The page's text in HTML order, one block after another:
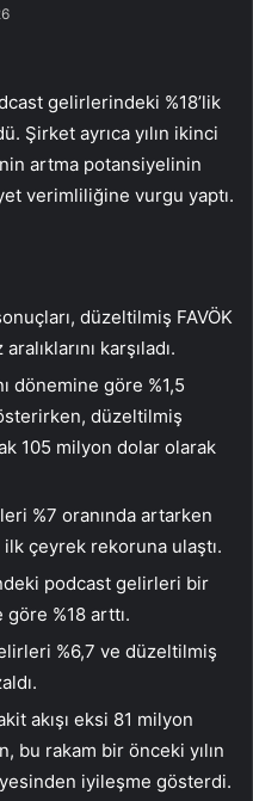
gelirlerindeki %18’lik
Şirket ayrıca yılın ikinci
artma potansiyelinin
verimliliğine vurgu yaptı.
düzeltilmiş FAVÖK
karşıladı.
dönemine göre %1,5
düzeltilmiş
105 milyon dolar olarak
%7 oranında artarken
çeyrek rekoruna ulaştı.
podcast gelirleri bir
göre %18 arttı.
%6,7 ve düzeltilmiş
akışı eksi 81 milyon
bu rakam bir önceki yılın
iyileşme gösterdi.